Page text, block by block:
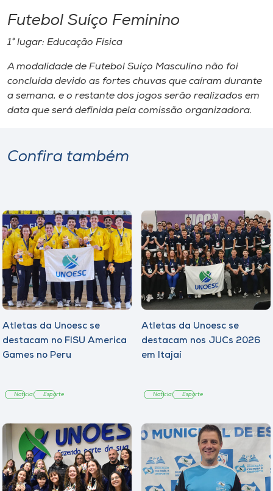
Futebol Suíço Feminino
1° lugar: Educação Física
A modalidade de Futebol Suíço Masculino não foi
concluída devido as fortes chuvas que caíram durante
a semana, e o restante dos jogos serão realizados em
data que será definida pela comissão organizadora.
Confira também
Atletas da Unoesc se
destacam no FISU America
Games no Peru
Notícia Esporte
Atletas da Unoesc se
destacam nos JUCs 2026
em Itajaí
Notícia Esporte